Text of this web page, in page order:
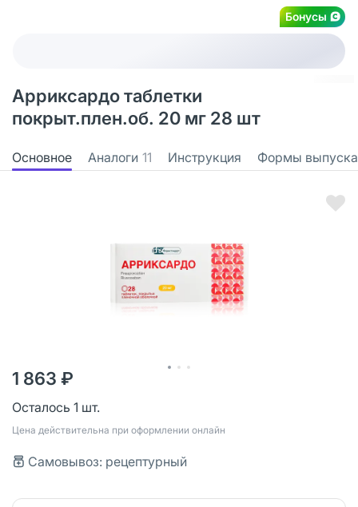
Бонусы
Арриксардо таблетки
покрыт.плен.об. 20 мг 28 шт
Основное Аналоги 11 Инструкция Формы выпуска
1 863 ₽
Осталось 1 шт.
Цена действительна при оформлении онлайн
Самовывоз: рецептурный